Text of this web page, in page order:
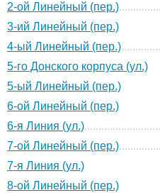
2-ой Линейный (пер.)
3-ий Линейный (пер.)
4-ый Линейный (пер.)
5-го Донского корпуса (ул.)
5-ый Линейный (пер.)
6-ой Линейный (пер.)
6-я Линия (ул.)
7-ой Линейный (пер.)
7-я Линия (ул.)
8-ой Линейный (пер.)